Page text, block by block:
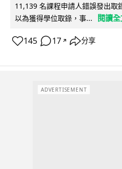
11,139 名課程申請人錯誤發出取
以為獲得學位取錄，事...
閱讀
145 17 ↗ 分享
ADVERTISEMENT